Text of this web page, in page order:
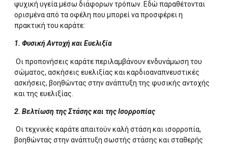
ψυχική υγεία μέσω διάφορων τρόπων. Εδώ παραθέτονται
ορισμένα από τα οφέλη που μπορεί να προσφέρει η
πρακτική του καράτε:
1. Φυσική Αντοχή και Ευελιξία
Οι προπονήσεις καράτε περιλαμβάνουν ενδυνάμωση του
σώματος, ασκήσεις ευελιξίας και καρδιοαναπνευστικές
ασκήσεις, βοηθώντας στην ανάπτυξη της φυσικής αντοχής
και της ευελιξίας.
2. Βελτίωση της Στάσης και της Ισορροπίας
Οι τεχνικές καράτε απαιτούν καλή στάση και ισορροπία,
βοηθώντας στην ανάπτυξη σωστής στάσης και σταθερής